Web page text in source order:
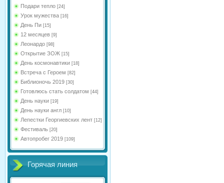
Подари тепло [24]
Урок мужества [16]
День Пи [15]
12 месяцев [9]
Леонардо [98]
Открытие ЗОЖ [15]
День космонавтики [18]
Встреча с Героем [82]
Библионочь 2019 [30]
Готовлюсь стать солдатом [44]
День науки [19]
День науки англ [10]
Лепестки Георгиевских лент [12]
Фестиваль [20]
Автопробег 2019 [109]
Горячая линия